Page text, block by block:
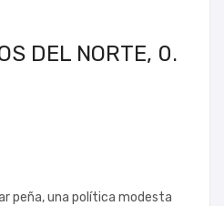
DEL NORTE, 0.
peña, una política modesta